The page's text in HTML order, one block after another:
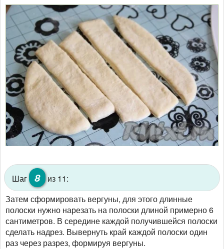
Шаг 8
из 11:
Затем сформировать вергуны, для этого длинные
полоски нужно нарезать на полоски длиной примерно 6
сантиметров. В середине каждой получившейся полоски
сделать надрез. Вывернуть край каждой полоски один
раз через разрез, формируя вергуны.